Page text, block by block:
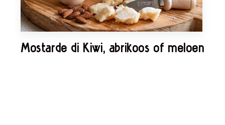
Mostarde di Kiwi, abrikoos of meloen